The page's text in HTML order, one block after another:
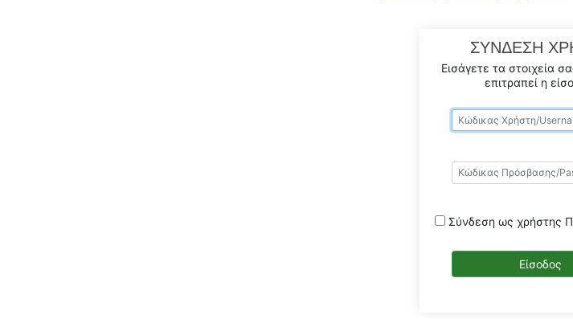
ΣΥΝΔΕΣΗ
Εισάγετε τα στοιχεία
επιτραπεί η
Σύνδεση ως χρήστης